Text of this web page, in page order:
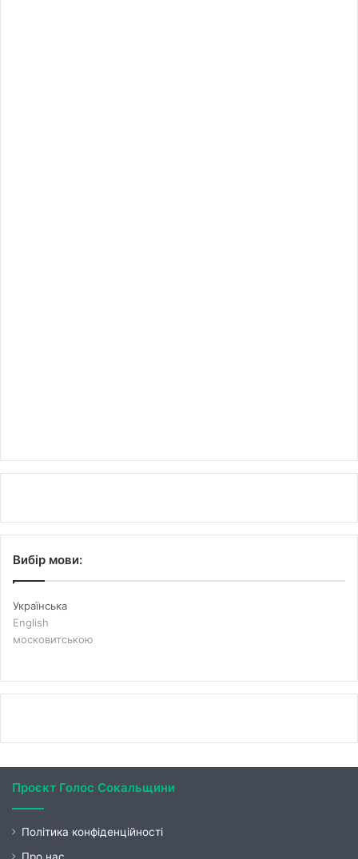
Вибір мови:
Українська
English
московитською
Проєкт Голос Сокальщини
Політика конфіденційності